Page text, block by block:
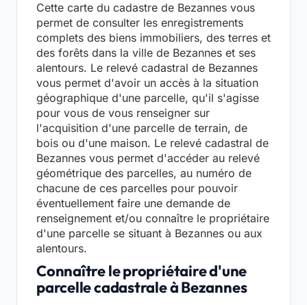
Cette carte du cadastre de Bezannes vous
permet de consulter les enregistrements
complets des biens immobiliers, des terres et
des forêts dans la ville de Bezannes et ses
alentours. Le relevé cadastral de Bezannes
vous permet d'avoir un accès à la situation
géographique d'une parcelle, qu'il s'agisse
pour vous de vous renseigner sur
l'acquisition d'une parcelle de terrain, de
bois ou d'une maison. Le relevé cadastral de
Bezannes vous permet d'accéder au relevé
géométrique des parcelles, au numéro de
chacune de ces parcelles pour pouvoir
éventuellement faire une demande de
renseignement et/ou connaître le propriétaire
d'une parcelle se situant à Bezannes ou aux
alentours.
Connaître le propriétaire d'une
parcelle cadastrale à Bezannes